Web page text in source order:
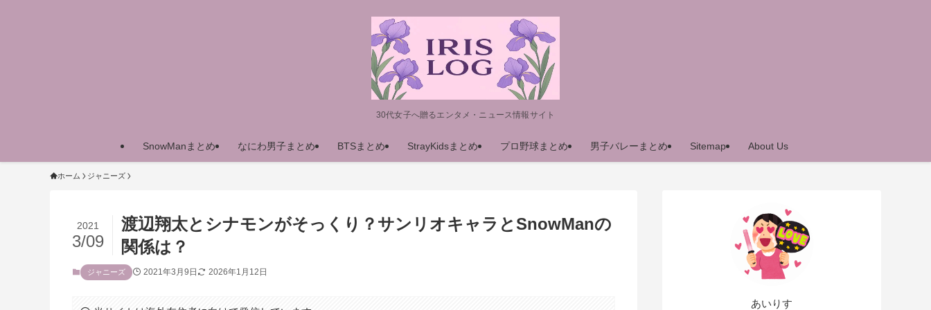
30代女子へ贈るエンタメ・ニュース情報サイト
SnowManまとめ なにわ男子まとめ BTSまとめ StrayKidsまとめ プロ野球まとめ 男子バレーまとめ Sitemap About Us
ホーム ジャニーズ
渡辺翔太とシナモンがそっくり？サンリオキャラとSnowManの
関係は？
2021
3/09
ジャニーズ 2021年3月9日 2026年1月12日
あいりす